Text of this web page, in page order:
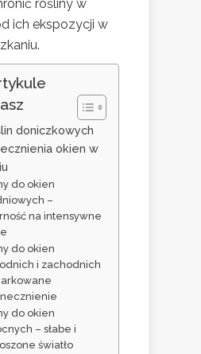
rośliny w
ich ekspozycji w
doniczkowych
okien w
do okien
–
na intensywne
do okien
i zachodnich
do okien
– słabe i
światło